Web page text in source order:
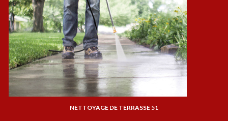
NETTOYAGE DE TERRASSE 51